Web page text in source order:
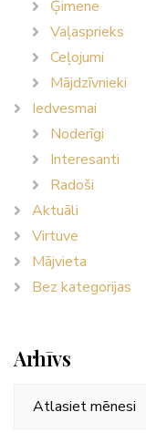
Ģimene
Vaļasprieks
Ceļojumi
Mājdzīvnieki
Iedvesmai
Noderīgi
Interesanti
Radoši
Aktuāli
Virtuve
Mājvieta
Bez kategorijas
Arhīvs